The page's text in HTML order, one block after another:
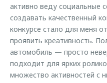
активно веду социальные
создавать качественный
конкурсе стало для меня
проявить креативность.
автомобиль — просто
подходит для ярких
множество активностей с